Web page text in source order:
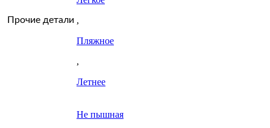
Прочие детали ,
Пляжное
,
Летнее
Не пышная